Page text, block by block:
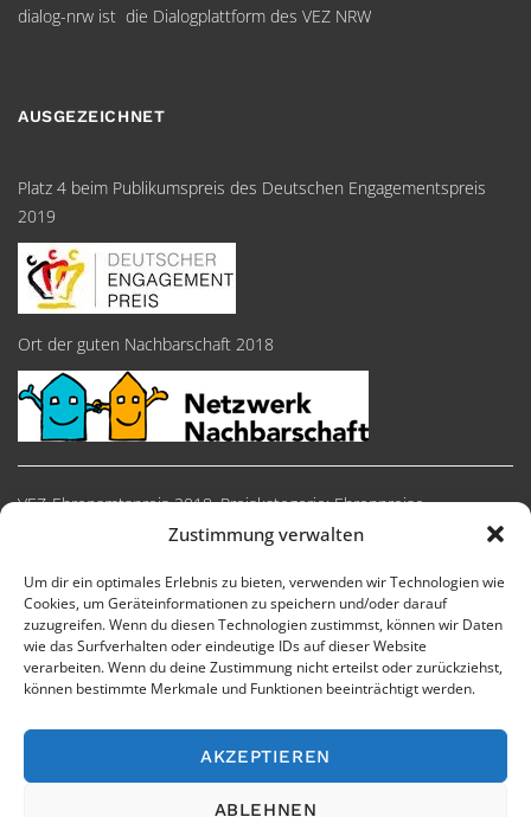
Zustimmung verwalten
Um dir ein optimales Erlebnis zu bieten, verwenden wir Technologien wie
Cookies, um Geräteinformationen zu speichern und/oder darauf
zuzugreifen. Wenn du diesen Technologien zustimmst, können wir Daten
wie das Surfverhalten oder eindeutige IDs auf dieser Website
verarbeiten. Wenn du deine Zustimmung nicht erteilst oder zurückziehst,
können bestimmte Merkmale und Funktionen beeinträchtigt werden.
AKZEPTIEREN
ABLEHNEN
dialog-nrw ist die Dialogplattform des VEZ NRW
AUSGEZEICHNET
Platz 4 beim Publikumspreis des Deutschen Engagementspreis
2019
Ort der guten Nachbarschaft 2018
VEZ-Ehrenamtspreis 2018, Preiskategorie: Ehrenpreise
Impressum Cookie-Richtlinie Datenschutzerklärung